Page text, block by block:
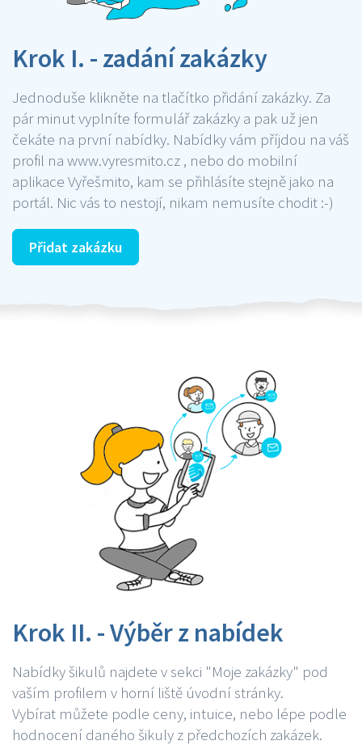
Krok I. - zadání zakázky
Jednoduše klikněte na tlačítko přidání zakázky. Za
pár minut vyplníte formulář zakázky a pak už jen
čekáte na první nabídky. Nabídky vám příjdou na váš
profil na www.vyresmito.cz , nebo do mobilní
aplikace Vyřešmito, kam se přihlásíte stejně jako na
portál. Nic vás to nestojí, nikam nemusíte chodit :-)
Přidat zakázku
Krok II. - Výběr z nabídek
Nabídky šikulů najdete v sekci "Moje zakázky" pod
vaším profilem v horní liště úvodní stránky.
Vybírat můžete podle ceny, intuice, nebo lépe podle
hodnocení daného šikuly z předchozích zakázek.